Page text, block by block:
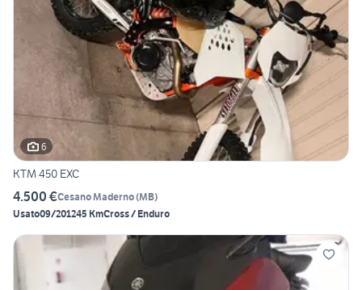
6
KTM 450 EXC
4.500 €Cesano Maderno(MB)
Usato09/201245 KmCross / Enduro